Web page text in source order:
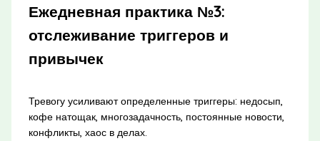
Ежедневная практика №3:
отслеживание триггеров и
привычек
Тревогу усиливают определенные триггеры: недосып,
кофе натощак, многозадачность, постоянные новости,
конфликты, хаос в делах.